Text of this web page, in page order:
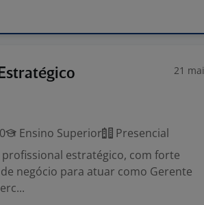
21 mai
Ensino Superior
Presencial
estratégico, com forte
negócio para atuar como Gerente